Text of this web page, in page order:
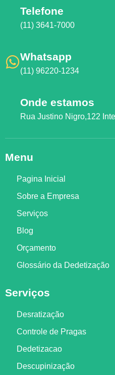
Telefone
(11) 3641-7000
Whatsapp
(11) 96220-1234
Onde estamos
Rua Justino Nigro,122
Menu
Pagina Inicial
Sobre a Empresa
Serviços
Blog
Orçamento
Glossário da Dedetização
Serviços
Desratização
Controle de Pragas
Dedetizacao
Descupinização